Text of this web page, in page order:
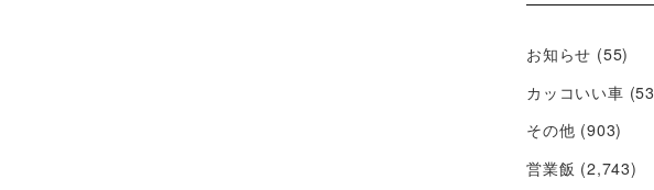
お知らせ (55)
カッコいい車
その他 (903)
営業飯 (2,743)